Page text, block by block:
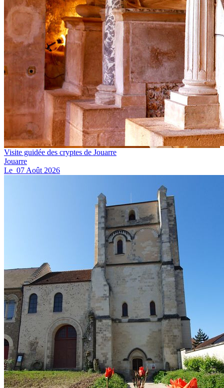
Visite guidée des cryptes de Jouarre
Jouarre
Le 07 Août 2026